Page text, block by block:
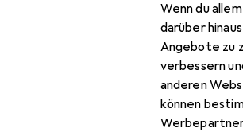
Wenn du
darüber
Angebote zu
verbessern
anderen
können